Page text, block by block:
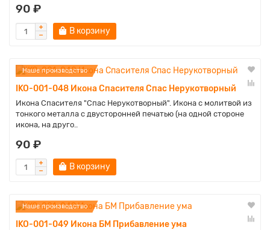
90 ₽
В корзину
Наше производство
IKO-001-048 Икона Спасителя Спас Нерукотворный
Икона Спасителя "Спас Нерукотворный". Икона с молитвой из
тонкого металла с двусторонней печатью (на одной стороне
икона, на друго..
90 ₽
В корзину
Наше производство
IKO-001-049 Икона БМ Прибавление ума